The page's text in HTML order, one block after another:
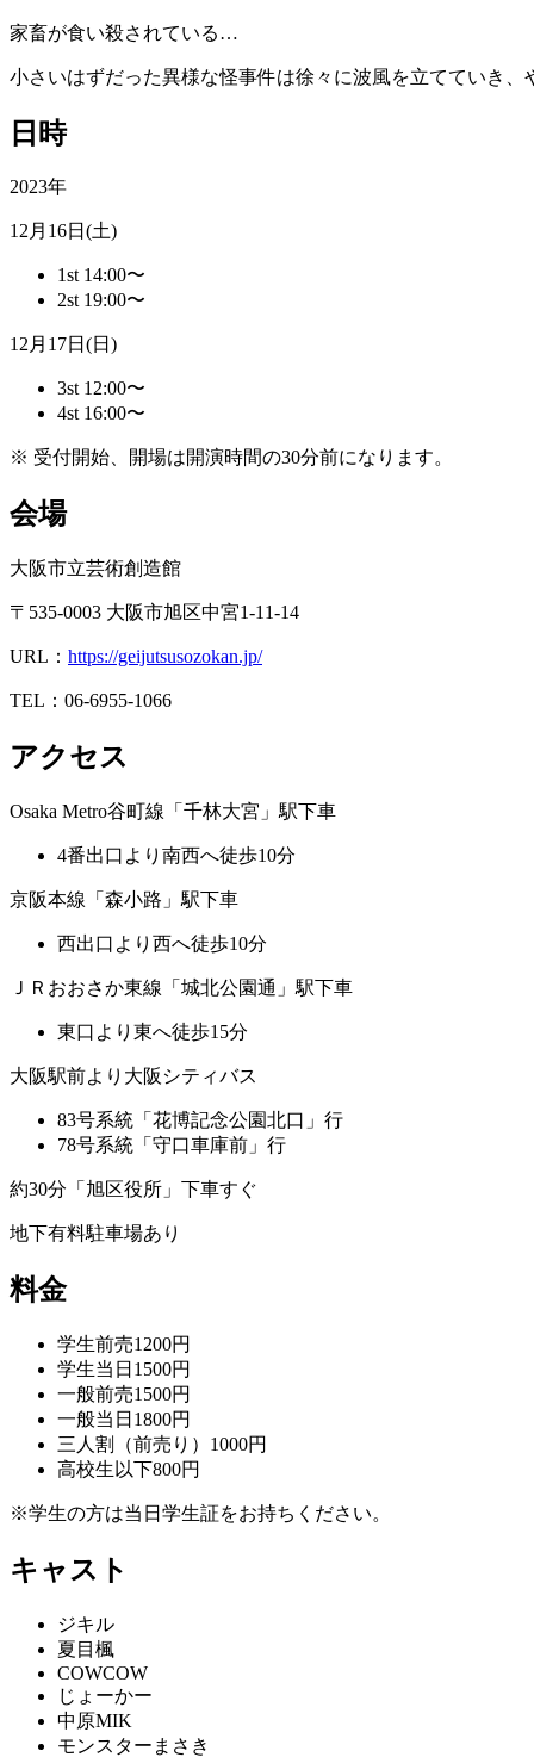
家畜が食い殺されている…
小さいはずだった異様な怪事件は徐々に波風を立てていき
日時
2023年
12月16日(土)
1st 14:00〜
2st 19:00〜
12月17日(日)
3st 12:00〜
4st 16:00〜
※ 受付開始、開場は開演時間の30分前になります。
会場
大阪市立芸術創造館
〒535-0003 大阪市旭区中宮1-11-14
URL： https://geijutsusozokan.jp/
TEL：06-6955-1066
アクセス
Osaka Metro谷町線「千林大宮」駅下車
4番出口より南西へ徒歩10分
京阪本線「森小路」駅下車
西出口より西へ徒歩10分
ＪＲおおさか東線「城北公園通」駅下車
東口より東へ徒歩15分
大阪駅前より大阪シティバス
83号系統「花博記念公園北口」行
78号系統「守口車庫前」行
約30分「旭区役所」下車すぐ
地下有料駐車場あり
料金
学生前売1200円
学生当日1500円
一般前売1500円
一般当日1800円
三人割（前売り）1000円
高校生以下800円
※学生の方は当日学生証をお持ちください。
キャスト
ジキル
夏目楓
COWCOW
じょーかー
中原MIK
モンスターまさき